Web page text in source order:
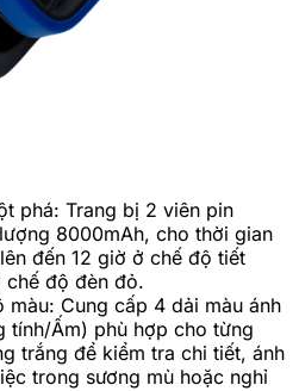
phá: Trang bị 2 viên pin
8000mAh, cho thời gian
đến 12 giờ ở chế độ tiết
chế độ đèn đỏ.
màu: Cung cấp 4 dải màu ánh
tính/Ấm) phù hợp cho từng
trắng để kiểm tra chi tiết, ánh
trong sương mù hoặc nghỉ